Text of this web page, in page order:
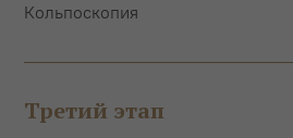
Кольпоскопия
Третий этап